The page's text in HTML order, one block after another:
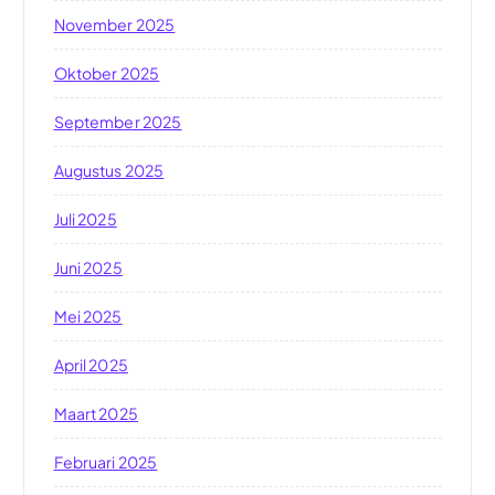
November 2025
Oktober 2025
September 2025
Augustus 2025
Juli 2025
Juni 2025
Mei 2025
April 2025
Maart 2025
Februari 2025